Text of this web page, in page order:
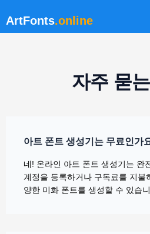
ArtFonts.online
자주 묻
아트 폰트 생성기는 무료인가
네! 온라인 아트 폰트 생성기는 완
계정을 등록하거나 구독료를 지불
양한 미화 폰트를 생성할 수 있습